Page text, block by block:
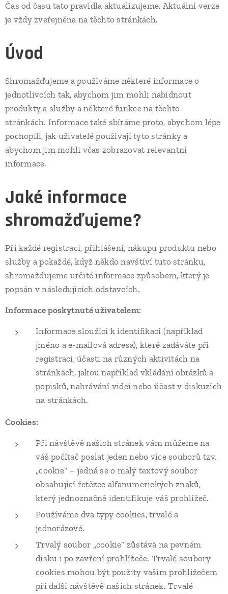
Čas od času tato pravidla aktualizujeme. Aktuální verze
je vždy zveřejněna na těchto stránkách.
Úvod
Shromažďujeme a používáme některé informace o
jednotlivcích tak, abychom jim mohli nabídnout
produkty a služby a některé funkce na těchto
stránkách. Informace také sbíráme proto, abychom lépe
pochopili, jak uživatelé používají tyto stránky a
abychom jim mohli včas zobrazovat relevantní
informace.
Jaké informace
shromažďujeme?
Při každé registraci, přihlášení, nákupu produktu nebo
služby a pokaždé, když někdo navštíví tuto stránku,
shromažďujeme určité informace způsobem, který je
popsán v následujících odstavcích.
Informace poskytnuté uživatelem:
Informace sloužící k identifikaci (například
jméno a e-mailová adresa), které zadáváte při
registraci, účasti na různých aktivitách na
stránkách, jakou například vkládání obrázků a
popisků, nahrávání videí nebo účast v diskuzích
na stránkách.
Cookies:
Při návštěvě našich stránek vám můžeme na
váš počítač poslat jeden nebo více souborů tzv.
„cookie“ – jedná se o malý textový soubor
obsahující řetězec alfanumerických znaků,
který jednoznačně identifikuje váš prohlížeč.
Používáme dva typy cookies, trvalé a
jednorázové.
Trvalý soubor „cookie“ zůstává na pevném
disku i po zavření prohlížeče. Trvalé soubory
cookies mohou být použity vaším prohlížečem
při další návštěvě našich stránek. Trvalé